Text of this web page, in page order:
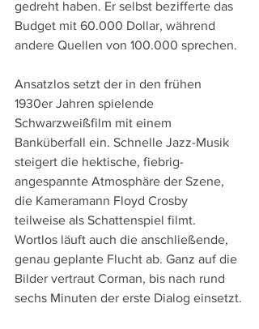
gedreht haben. Er selbst bezifferte das
Budget mit 60.000 Dollar, während
andere Quellen von 100.000 sprechen.
Ansatzlos setzt der in den frühen
1930er Jahren spielende
Schwarzweißfilm mit einem
Banküberfall ein. Schnelle Jazz-Musik
steigert die hektische, fiebrig-
angespannte Atmosphäre der Szene,
die Kameramann Floyd Crosby
teilweise als Schattenspiel filmt.
Wortlos läuft auch die anschließende,
genau geplante Flucht ab. Ganz auf die
Bilder vertraut Corman, bis nach rund
sechs Minuten der erste Dialog einsetzt.